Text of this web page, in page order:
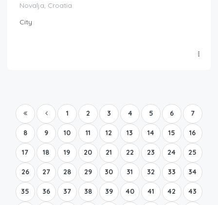
Novalja, Croatia
City
1 2 3 4 5 6 7
8 9 10 11 12 13 14 15 16
17 18 19 20 21 22 23 24 25
26 27 28 29 30 31 32 33 34
35 36 37 38 39 40 41 42 43